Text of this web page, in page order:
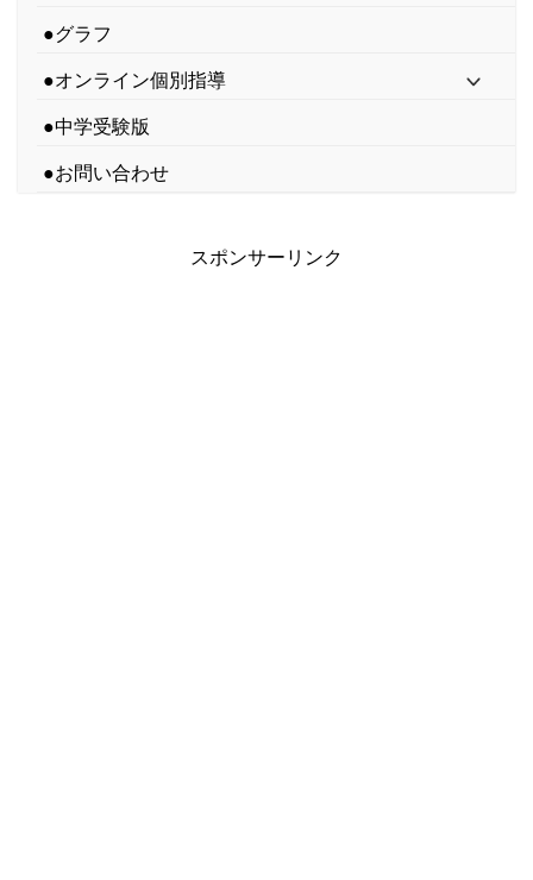
●グラフ
●オンライン個別指導
●中学受験版
●お問い合わせ
スポンサーリンク